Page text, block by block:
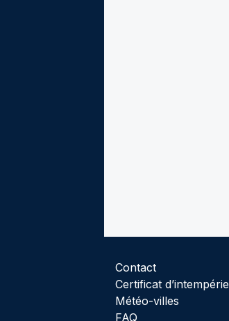
Contact
Certificat d’intempérie
Météo-villes
FAQ